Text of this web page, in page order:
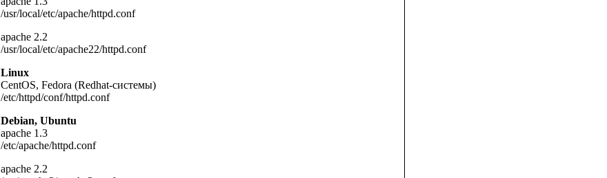
/usr/local/etc/apache/httpd.conf
apache 2.2
/usr/local/etc/apache22/httpd.conf
Linux
CentOS, Fedora (Redhat-системы)
/etc/httpd/conf/httpd.conf
Debian, Ubuntu
apache 1.3
/etc/apache/httpd.conf
apache 2.2